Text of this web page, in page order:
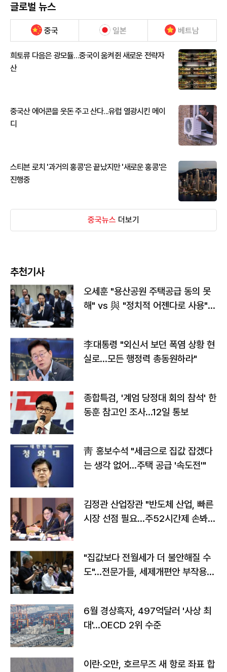
글로벌 뉴스
중국 일본 베트남
희토류 다음은 광모듈…중국이 움켜쥔 새로운 전략자
산
중국산 에어콘을 웃돈 주고 산다...유럽 열광시킨 메이
디
스티븐 로치 '과거의 홍콩'은 끝났지만 '새로운 홍콩'은
진행중
중국뉴스 더보기
추천기사
오세훈 "용산공원 주택공급 동의 못
해" vs 與 "정치적 어젠다로 사용"
李대통령 "외신서 보던 폭염 상황 현
실로…모든 행정력 총동원하라"
종합특검, '계엄 당정대 회의 참석' 한
동훈 참고인 조사...12일 통보
靑 홍보수석 "세금으로 집값 잡겠다
는 생각 없어…주택 공급 '속도전'"
김정관 산업장관 "반도체 산업, 빠른
시장 선점 필요…주52시간제 손봐
"집값보다 전월세가 더 불안해질 수
도"…전문가들, 세제개편안 부작용
6월 경상흑자, 497억달러 '사상 최
대'…OECD 2위 수준
이란·오만, 호르무즈 새 항로 좌표 합